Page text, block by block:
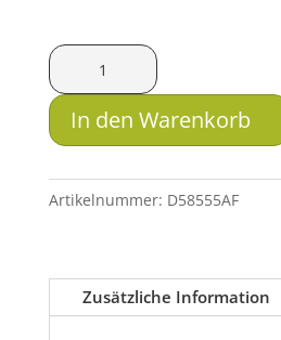
Innomount
Schnellspannmontage
ZERO
für
505-
Schiene
Menge
In den Warenkorb
Artikelnummer: D58555AF
Zusätzliche Information